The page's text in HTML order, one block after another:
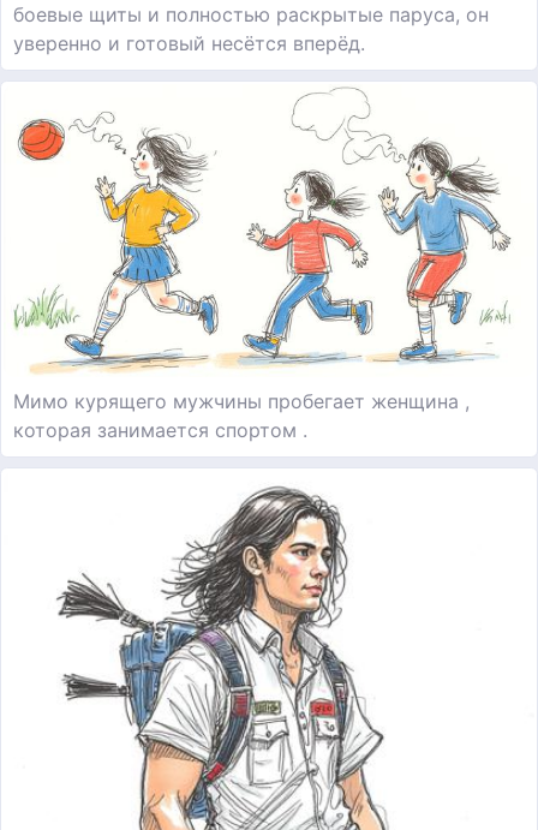
боевые щиты и полностью раскрытые паруса, он
уверенно и готовый несётся вперёд.
Мимо курящего мужчины пробегает женщина ,
которая занимается спортом .